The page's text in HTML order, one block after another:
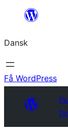
Spring
indhold
Dansk
Få WordPress